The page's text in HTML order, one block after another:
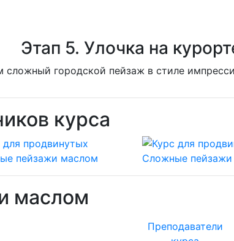
Этап 5. Улочка на
сложный городской пейзаж в стиле
курса
маслом
Преподаватели